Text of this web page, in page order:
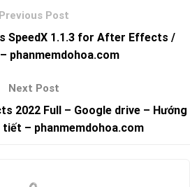
SpeedX 1.1.3 for After Effects /
phanmemdohoa.com
2022 Full – Google drive – Hướng
– phanmemdohoa.com